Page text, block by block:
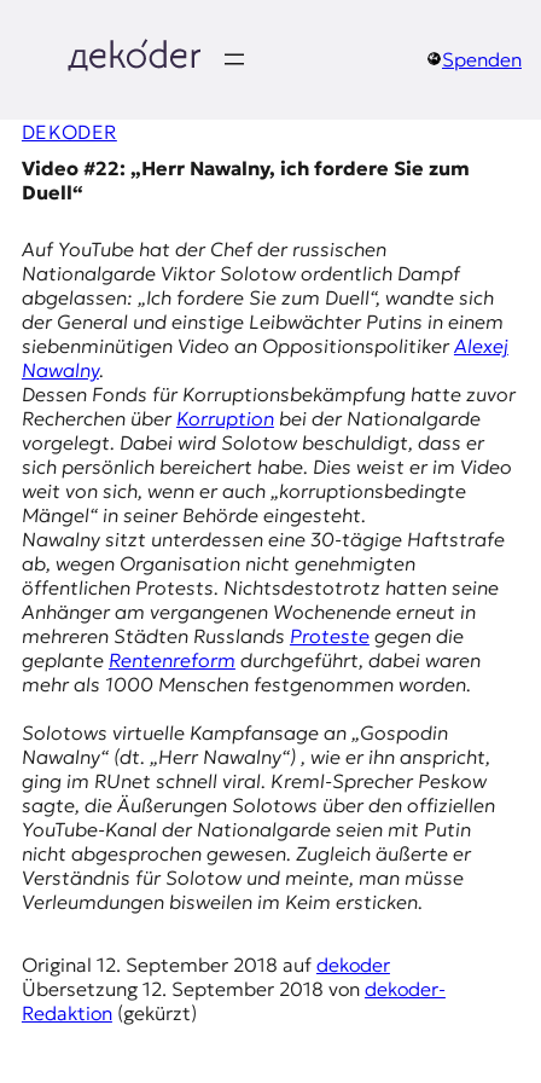
springen
e
k
o
d
e
r
|
D
E
K
O
D
E
R
W
s
n
J
Spenden
DEKODER
Video #22: „Herr Nawalny, ich fordere Sie zum
Duell“
Auf YouTube hat der Chef der russischen
Nationalgarde Viktor Solotowordentlich Dampf
abgelassen: „Ich fordere Sie zum Duell“, wandte sich
der General und einstige Leibwächter Putins in einem
siebenminütigen Video an OppositionspolitikerAlexej
Nawalny.
Dessen Fonds für Korruptionsbekämpfung hatte zuvor
Recherchen über Korruptionbei der Nationalgarde
vorgelegt. Dabei wird Solotow beschuldigt, dass er
sich persönlich bereichert habe. Dies weist er im Video
weit von sich, wenn er auch „korruptionsbedingte
Mängel“ in seiner Behörde eingesteht.
Nawalny sitzt unterdessen eine 30-tägige Haftstrafe
ab, wegen Organisation nicht genehmigten
öffentlichen Protests. Nichtsdestotrotz hatten seine
Anhänger am vergangenen Wochenende erneut in
mehreren Städten Russlands Protestegegen die
geplante Rentenreform durchgeführt, dabei waren
mehr als 1000 Menschen festgenommen worden.
Solotows virtuelle Kampfansage an „Gospodin
Nawalny“ (dt. „Herr Nawalny“) , wie er ihn anspricht,
ging im RUnet schnell viral. Kreml-Sprecher Peskow
sagte, die Äußerungen Solotows über den offiziellen
YouTube-Kanal der Nationalgarde seien mit Putin
nicht abgesprochen gewesen. Zugleich äußerte er
Verständnis für Solotow und meinte, man müsse
Verleumdungen bisweilen im Keim ersticken.
Original 12. September 2018 auf dekoder
Übersetzung 12. September 2018 von dekoder-
Redaktion(gekürzt)